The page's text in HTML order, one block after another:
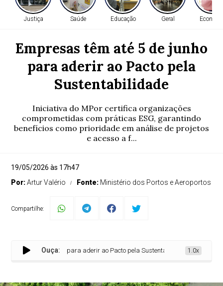
Justiça Saúde Educação Geral
Empresas têm até 5 de junho
para aderir ao Pacto pela
Sustentabilidade
Iniciativa do MPor certifica organizações
comprometidas com práticas ESG, garantindo
benefícios como prioridade em análise de projetos
e acesso a f...
19/05/2026 às 17h47
Por:Artur Valério Fonte: Ministério dos Portos e Aeroportos
Compartilhe:
Ouça:
têm até 5 de junho para aderir ao Pacto pela Sustentabilidade 1.0x